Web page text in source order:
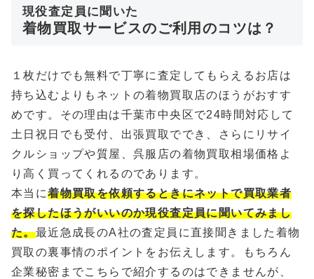
現役査定員に聞いた
着物買取サービスのご利用のコツは？
１枚だけでも無料で丁寧に査定してもらえるお店は
持ち込むよりもネットの着物買取店のほうがおすす
めです。その理由は千葉市中央区で24時間対応して
土日祝日でも受付、出張買取ででき、さらにリサイ
クルショップや質屋、呉服店の着物買取相場価格よ
り高く買ってくれるのであります。
本当に着物買取を依頼するときにネットで買取業者
を探したほうがいいのか現役査定員に聞いてみまし
た。最近急成長のA社の査定員に直接聞きました着物
買取の裏事情のポイントをお伝えします。もちろん
企業秘密までこちらで紹介するのはできませんが、